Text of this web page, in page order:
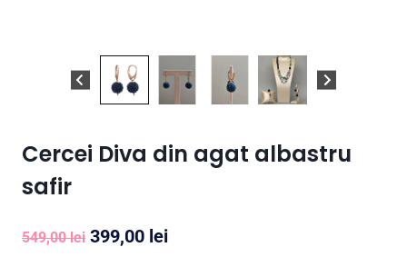
Cercei Diva din agat albastru
safir
549,00lei Prețul
399,00 leiPrețul